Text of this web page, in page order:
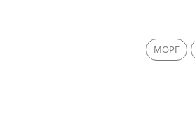
МОРГ